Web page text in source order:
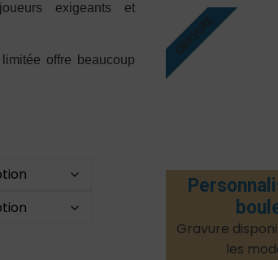
exigeants et
offre beaucoup
Gravure
les
GRAVURE